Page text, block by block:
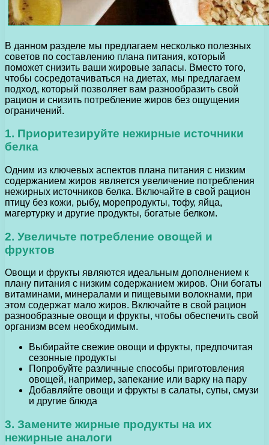
В данном разделе мы предлагаем несколько полезных
советов по составлению плана питания, который
поможет снизить ваши жировые запасы. Вместо того,
чтобы сосредотачиваться на диетах, мы предлагаем
подход, который позволяет вам разнообразить свой
рацион и снизить потребление жиров без ощущения
ограничений.
1. Приоритезируйте нежирные источники
белка
Одним из ключевых аспектов плана питания с низким
содержанием жиров является увеличение потребления
нежирных источников белка. Включайте в свой рацион
птицу без кожи, рыбу, морепродукты, тофу, яйца,
магертурку и другие продукты, богатые белком.
2. Увеличьте потребление овощей и
фруктов
Овощи и фрукты являются идеальным дополнением к
плану питания с низким содержанием жиров. Они богаты
витаминами, минералами и пищевыми волокнами, при
этом содержат мало жиров. Включайте в свой рацион
разнообразные овощи и фрукты, чтобы обеспечить свой
организм всем необходимым.
Выбирайте свежие овощи и фрукты, предпочитая
сезонные продукты
Попробуйте различные способы приготовления
овощей, например, запекание или варку на пару
Добавляйте овощи и фрукты в салаты, супы, смузи
и другие блюда
3. Замените жирные продукты на их
нежирные аналоги